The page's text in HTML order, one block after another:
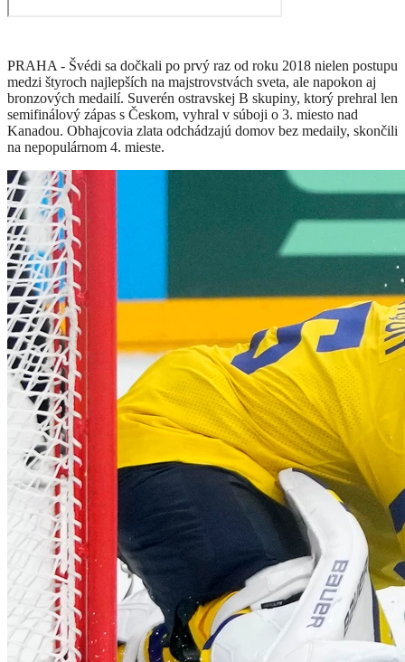
PRAHA - Švédi sa dočkali po prvý raz od roku 2018 nielen postupu
medzi štyroch najlepších na majstrovstvách sveta, ale napokon aj
bronzových medailí. Suverén ostravskej B skupiny, ktorý prehral len
semifinálový zápas s Českom, vyhral v súboji o 3. miesto nad
Kanadou. Obhajcovia zlata odchádzajú domov bez medaily, skončili
na nepopulárnom 4. mieste.